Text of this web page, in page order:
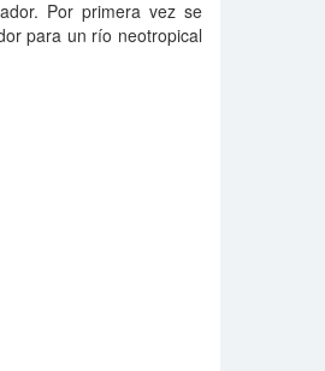
Por primera vez se
para un río neotropical